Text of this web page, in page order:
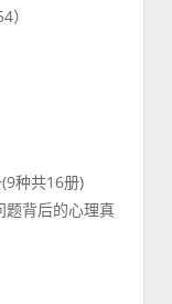
）
种共16册)
背后的心理真